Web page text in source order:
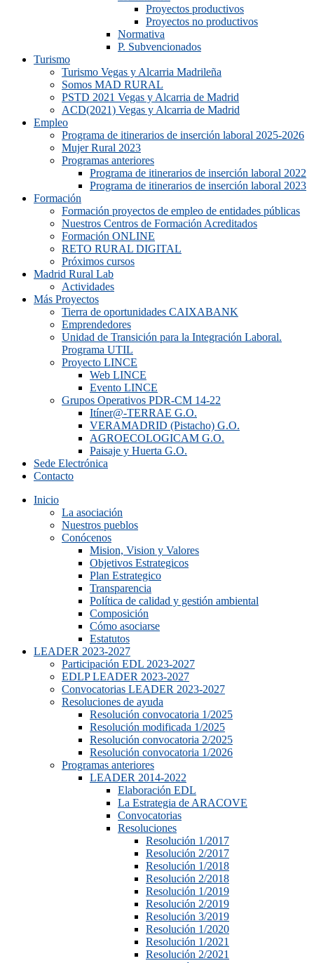
Proyectos productivos
Proyectos no productivos
Normativa
P. Subvencionados
Turismo
Turismo Vegas y Alcarria Madrileña
Somos MAD RURAL
PSTD 2021 Vegas y Alcarria de Madrid
ACD(2021) Vegas y Alcarria de Madrid
Empleo
Programa de itinerarios de inserción laboral 2025-2026
Mujer Rural 2023
Programas anteriores
Programa de itinerarios de inserción laboral 2022
Programa de itinerarios de inserción laboral 2023
Formación
Formación proyectos de empleo de entidades públicas
Nuestros Centros de Formación Acreditados
Formación ONLINE
RETO RURAL DIGITAL
Próximos cursos
Madrid Rural Lab
Actividades
Más Proyectos
Tierra de oportunidades CAIXABANK
Emprendedores
Unidad de Transición para la Integración Laboral.
Programa UTIL
Proyecto LINCE
Web LINCE
Evento LINCE
Grupos Operativos PDR-CM 14-22
Itíner@-TERRAE G.O.
VERAMADRID (Pistacho) G.O.
AGROECOLOGICAM G.O.
Paisaje y Huerta G.O.
Sede Electrónica
Contacto
Inicio
La asociación
Nuestros pueblos
Conócenos
Mision, Vision y Valores
Objetivos Estrategicos
Plan Estrategico
Transparencia
Política de calidad y gestión ambiental
Composición
Cómo asociarse
Estatutos
LEADER 2023-2027
Participación EDL 2023-2027
EDLP LEADER 2023-2027
Convocatorias LEADER 2023-2027
Resoluciones de ayuda
Resolución convocatoria 1/2025
Resolución modificada 1/2025
Resolución convocatoria 2/2025
Resolución convocatoria 1/2026
Programas anteriores
LEADER 2014-2022
Elaboración EDL
La Estrategia de ARACOVE
Convocatorias
Resoluciones
Resolución 1/2017
Resolución 2/2017
Resolución 1/2018
Resolución 2/2018
Resolución 1/2019
Resolución 2/2019
Resolución 3/2019
Resolución 1/2020
Resolución 1/2021
Resolución 2/2021